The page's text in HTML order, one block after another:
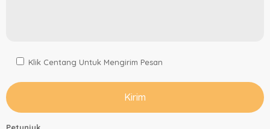
Klik Centang Untuk Mengirim Pesan